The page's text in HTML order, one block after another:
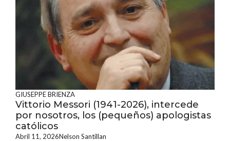
GIUSEPPE BRIENZA
Vittorio Messori (1941-2026), intercede
por nosotros, los (pequeños) apologistas
católicos
Abril 11, 2026Nelson Santillan